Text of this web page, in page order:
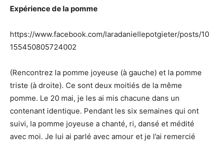
Expérience de la pomme
https://www.facebook.com/laradaniellepotgieter/posts/10
155450805724002
(Rencontrez la pomme joyeuse (à gauche) et la pomme
triste (à droite). Ce sont deux moitiés de la même
pomme. Le 20 mai, je les ai mis chacune dans un
contenant identique. Pendant les six semaines qui ont
suivi, la pomme joyeuse a chanté, ri, dansé et médité
avec moi. Je lui ai parlé avec amour et je l’ai remercié